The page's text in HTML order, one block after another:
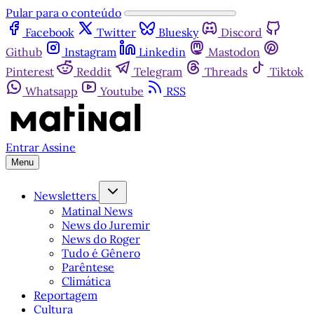
Pular para o conteúdo
Facebook
Twitter Bluesky
Discord
Github
Instagram Linkedin
Mastodon
Pinterest
Reddit Telegram Threads
Tiktok
Whatsapp
Youtube RSS
Entrar Assine
Menu
Newsletters
Matinal News
News do Juremir
News do Roger
Tudo é Gênero
Parêntese
Climática
Reportagem
Cultura